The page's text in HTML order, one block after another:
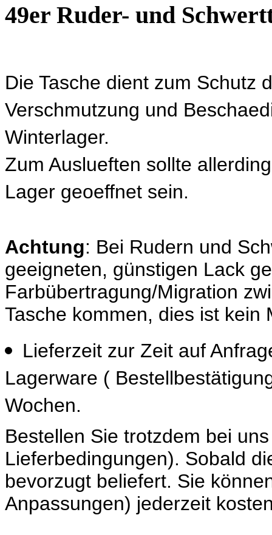
49er Ruder- und
Die Tasche dient zum Schutz
Verschmutzung und
Winterlager.
Zum Auslueften sollte
Lager geoeffnet sein.
Achtung: Bei Rudern und
geeigneten, günstigen Lack
Farbübertragung/Migration
Tasche kommen, dies ist kein
Lieferzeit zur Zeit auf
Lagerware (
Wochen.
Bestellen Sie trotzdem bei
Lieferbedingungen). Sobald
bevorzugt beliefert. Sie
Anpassungen) jederzeit